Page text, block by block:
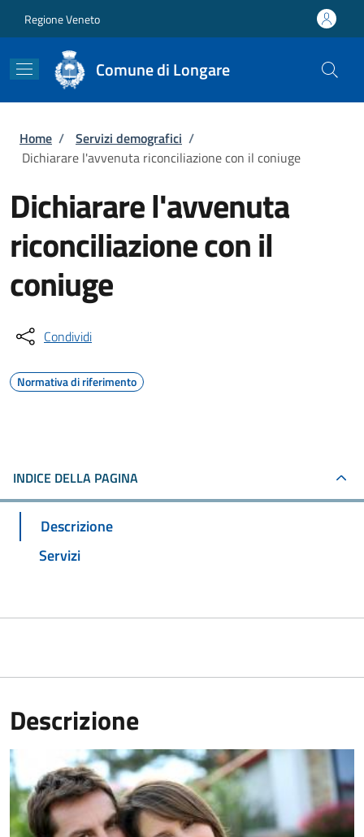
Regione Veneto
Comune di Longare
Briciole di pane
Home / Servizi demografici /
Dichiarare l'avvenuta riconciliazione con il coniuge
Dichiarare l'avvenuta
riconciliazione con il
coniuge
Condividi
Normativa di riferimento
INDICE DELLA PAGINA
Descrizione
Servizi
Descrizione